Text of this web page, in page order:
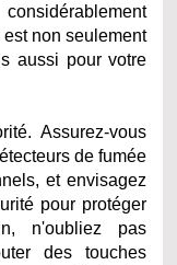
non seulement
aussi pour votre
Assurez-vous
de fumée
et envisagez
pour protéger
n'oubliez pas
des touches